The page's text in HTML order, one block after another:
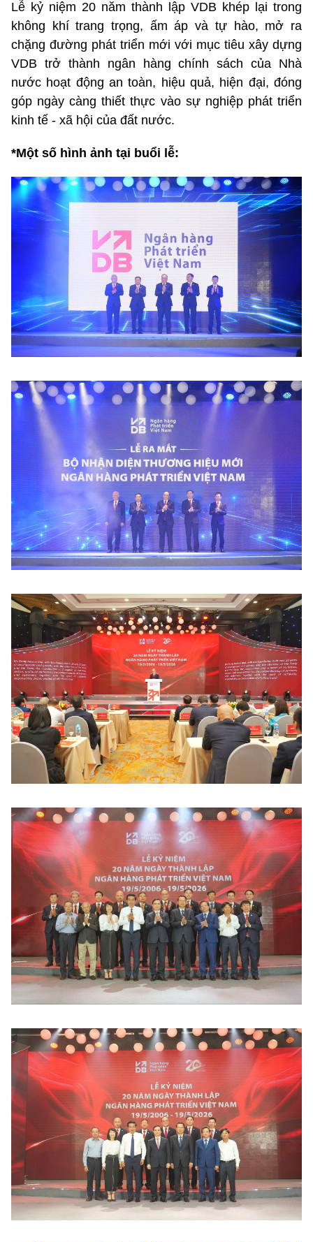
Lễ kỷ niệm 20 năm thành lập VDB khép lại trong
không khí trang trọng, ấm áp và tự hào, mở ra
chặng đường phát triển mới với mục tiêu xây dựng
VDB trở thành ngân hàng chính sách của Nhà
nước hoạt động an toàn, hiệu quả, hiện đại, đóng
góp ngày càng thiết thực vào sự nghiệp phát triển
kinh tế - xã hội của đất nước.
*Một số hình ảnh tại buổi lễ: